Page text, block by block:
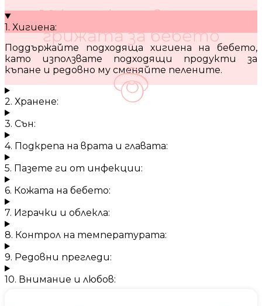
10 кратки съвета за
грижата за бебето
1. Хигиена:
Поддържайте подходяща хигиена на бебето,
като използвате подходящи продукти за
къпане и редовно му сменяйте пелените.
2. Хранене:
3. Сън:
4. Подкрепа на врата и главата:
5. Пазете ги от инфекции:
6. Кожата на бебето:
7. Играчки и облекла:
8. Контрол на температурата:
9. Редовни прегледи:
10. Внимание и любов: